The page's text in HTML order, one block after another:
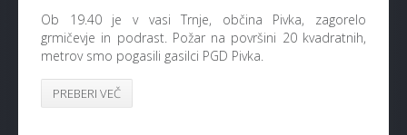
Ob 19.40 je v vasi Trnje, občina Pivka, zagorelo
grmičevje in podrast. Požar na površini 20 kvadratnih,
metrov smo pogasili gasilci PGD Pivka.
PREBERI VEČ